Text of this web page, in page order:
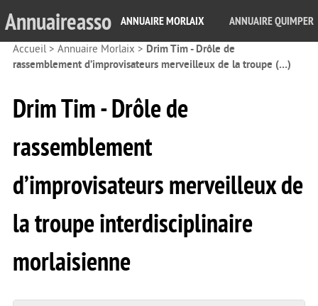
Annuaireasso ANNUAIRE MORLAIX ANNUAIRE QUIMPER
Accueil> Annuaire Morlaix > Drim Tim - Drôle de
rassemblement d’improvisateurs merveilleux de la troupe (…)
Drim Tim - Drôle de
rassemblement
d’improvisateurs merveilleux de
la troupe interdisciplinaire
morlaisienne